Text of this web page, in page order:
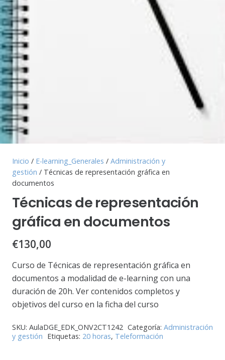
Inicio / E-learning_Generales / Administración y
gestión / Técnicas de representación gráfica en
documentos
Técnicas de representación
gráfica en documentos
€130,00
Curso de Técnicas de representación gráfica en
documentos a modalidad de e-learning con una
duración de 20h. Ver contenidos completos y
objetivos del curso en la ficha del curso
SKU: AulaDGE_EDK_ONV2CT1242 Categoría: Administración
y gestión Etiquetas: 20 horas, Teleformación